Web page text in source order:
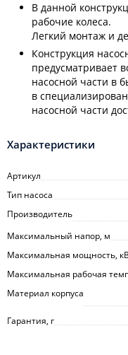
В данной
рабочие колеса.
Легкий монтаж и
Конструкция
предусматривает
насосной части в
в
насосной части
Характеристики
Артикул
Тип насоса
Производитель
Максимальный напор, м
Максимальная мощность,
Максимальная рабочая
Материал корпуса
Гарантия, г